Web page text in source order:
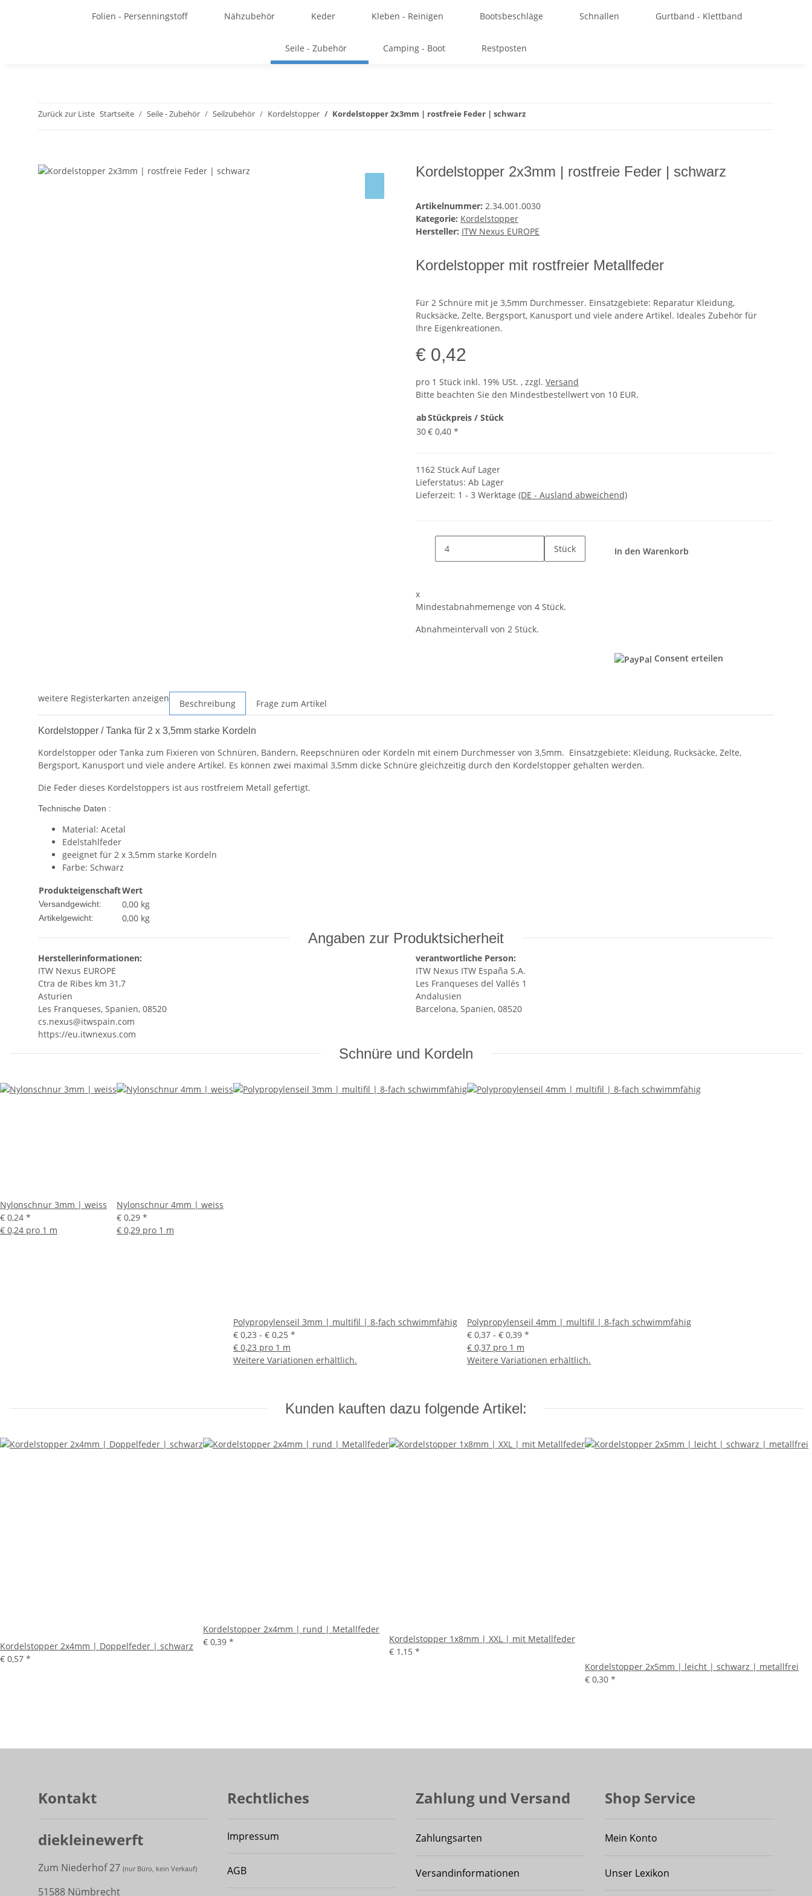
Folien - Persenningstoff Nähzubehör Keder Kleben - Reinigen Bootsbeschläge Schnallen Gurtband - Klettband
Seile - Zubehör Camping - Boot Restposten
Zurück zur Liste Startseite Seile - Zubehör Seilzubehör Kordelstopper Kordelstopper 2x3mm | rostfreie Feder | schwarz
Kordelstopper 2x3mm | rostfreie Feder | schwarz
Artikelnummer: 2.34.001.0030
Kategorie: Kordelstopper
Hersteller: ITW Nexus EUROPE
Kordelstopper mit rostfreier Metallfeder
Für 2 Schnüre mit je 3,5mm Durchmesser. Einsatzgebiete: Reparatur Kleidung,
Rucksäcke, Zelte, Bergsport, Kanusport und viele andere Artikel. Ideales Zubehör für
Ihre Eigenkreationen.
€ 0,42
pro 1 Stück inkl. 19% USt. , zzgl. Versand
Bitte beachten Sie den Mindestbestellwert von 10 EUR.
abStückpreis / Stück
30€ 0,40 *
1162 Stück Auf Lager
Lieferstatus: Ab Lager
Lieferzeit: 1 - 3 Werktage (DE - Ausland abweichend)
Stück In den Warenkorb
x
Mindestabnahmemenge von 4 Stück.
Abnahmeintervall von 2 Stück.
Consent erteilen
weitere Registerkarten anzeigen Beschreibung Frage zum Artikel
Kordelstopper / Tanka für 2 x 3,5mm starke Kordeln
Kordelstopper oder Tanka zum Fixieren von Schnüren, Bändern, Reepschnüren oder Kordeln mit einem Durchmesser von 3,5mm. Einsatzgebiete: Kleidung, Rucksäcke, Zelte,
Bergsport, Kanusport und viele andere Artikel. Es können zwei maximal 3,5mm dicke Schnüre gleichzeitig durch den Kordelstopper gehalten werden.
Die Feder dieses Kordelstoppers ist aus rostfreiem Metall gefertigt.
Technische Daten :
Material: Acetal
Edelstahlfeder
geeignet für 2 x 3,5mm starke Kordeln
Farbe: Schwarz
ProdukteigenschaftWert
Versandgewicht: 0,00 kg
Artikelgewicht: 0,00 kg
Angaben zur Produktsicherheit
Herstellerinformationen:
ITW Nexus EUROPE
Ctra de Ribes km 31,7
Asturien
Les Franqueses, Spanien, 08520
cs.nexus@itwspain.com
https://eu.itwnexus.com
verantwortliche Person:
ITW Nexus ITW España S.A.
Les Franqueses del Vallés 1
Andalusien
Barcelona, Spanien, 08520
Schnüre und Kordeln
Nylonschnur 3mm | weiss
€ 0,24 *
€ 0,24 pro 1 m
Nylonschnur 4mm | weiss
€ 0,29 *
€ 0,29 pro 1 m
Polypropylenseil 3mm | multifil | 8-fach schwimmfähig
€ 0,23 - € 0,25 *
€ 0,23 pro 1 m
Weitere Variationen erhältlich.
Polypropylenseil 4mm | multifil | 8-fach schwimmfähig
€ 0,37 - € 0,39 *
€ 0,37 pro 1 m
Weitere Variationen erhältlich.
Kunden kauften dazu folgende Artikel:
Kordelstopper 2x4mm | Doppelfeder | schwarz
€ 0,57 *
Kordelstopper 2x4mm | rund | Metallfeder
€ 0,39 *
Kordelstopper 1x8mm | XXL | mit Metallfeder
€ 1,15 *
Kordelstopper 2x5mm | leicht | schwarz | metallfrei
€ 0,30 *
Kontakt
diekleinewerft
Zum Niederhof 27 (nur Büro, kein Verkauf)
51588 Nümbrecht
Rechtliches
Impressum
AGB
Zahlung und Versand
Zahlungsarten
Versandinformationen
Shop Service
Mein Konto
Unser Lexikon